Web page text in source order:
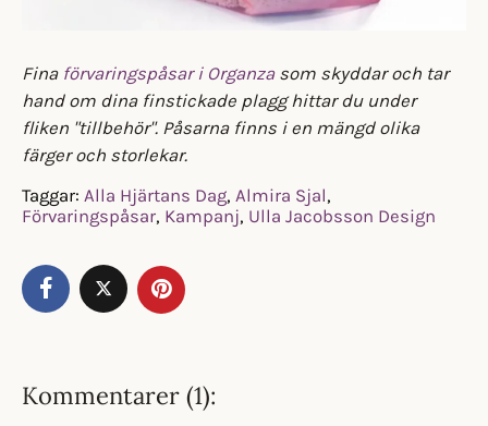
Fina förvaringspåsar i Organza som skyddar och tar
hand om dina finstickade plagg hittar du under
fliken "tillbehör". Påsarna finns i en mängd olika
färger och storlekar.
Taggar: Alla Hjärtans Dag, Almira Sjal,
Förvaringspåsar, Kampanj, Ulla Jacobsson Design
Kommentarer (1):